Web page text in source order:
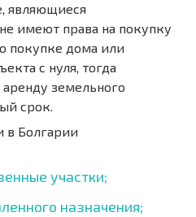
являющиеся
имеют права на покупку
покупке дома или
с нуля, тогда
земельного
срок.
в Болгарии
участки;
назначения;